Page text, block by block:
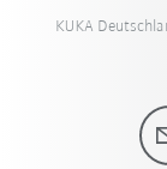
KUKA